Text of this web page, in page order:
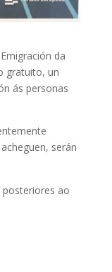
da
gratuito, un
ás personas
serán
ao